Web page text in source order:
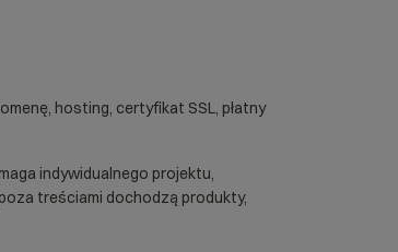
hosting, certyfikat SSL, płatny
indywidualnego projektu,
treściami dochodzą produkty,